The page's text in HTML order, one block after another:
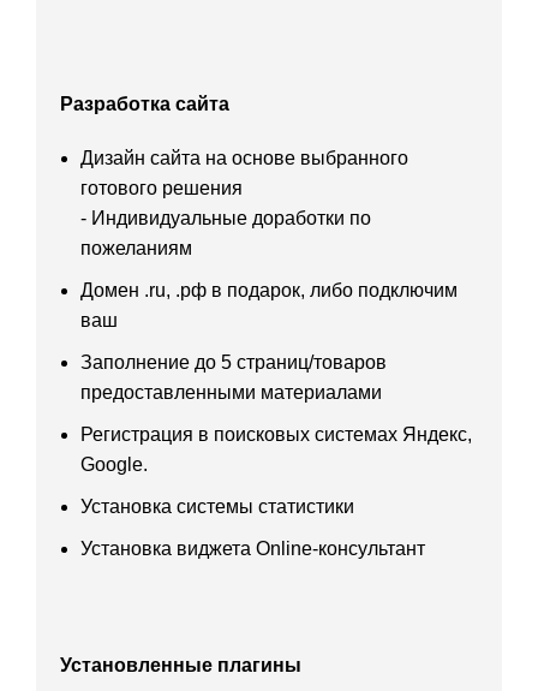
Разработка сайта
Дизайн сайта на основе выбранного
готового решения
- Индивидуальные доработки по
пожеланиям
Домен .ru, .рф в подарок, либо подключим
ваш
Заполнение до 5 страниц/товаров
предоставленными материалами
Регистрация в поисковых системах Яндекс,
Google.
Установка системы статистики
Установка виджета Online-консультант
Установленные плагины